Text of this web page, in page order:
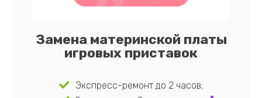
Замена материнской платы
игровых приставок
Экспресс-ремонт до 2 часов;